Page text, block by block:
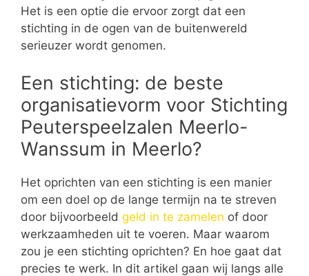
Het is een optie die ervoor zorgt dat een
stichting in de ogen van de buitenwereld
serieuzer wordt genomen.
Een stichting: de beste
organisatievorm voor Stichting
Peuterspeelzalen Meerlo-
Wanssum in Meerlo?
Het oprichten van een stichting is een manier
om een doel op de lange termijn na te streven
door bijvoorbeeld geld in te zamelen of door
werkzaamheden uit te voeren. Maar waarom
zou je een stichting oprichten? En hoe gaat dat
precies te werk. In dit artikel gaan wij langs alle